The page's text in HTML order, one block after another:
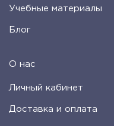
Учебные материалы
Блог
О нас
Личный кабинет
Доставка и оплата